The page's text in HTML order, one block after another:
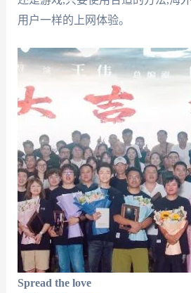
用户一样的上网体验。
Spread the love